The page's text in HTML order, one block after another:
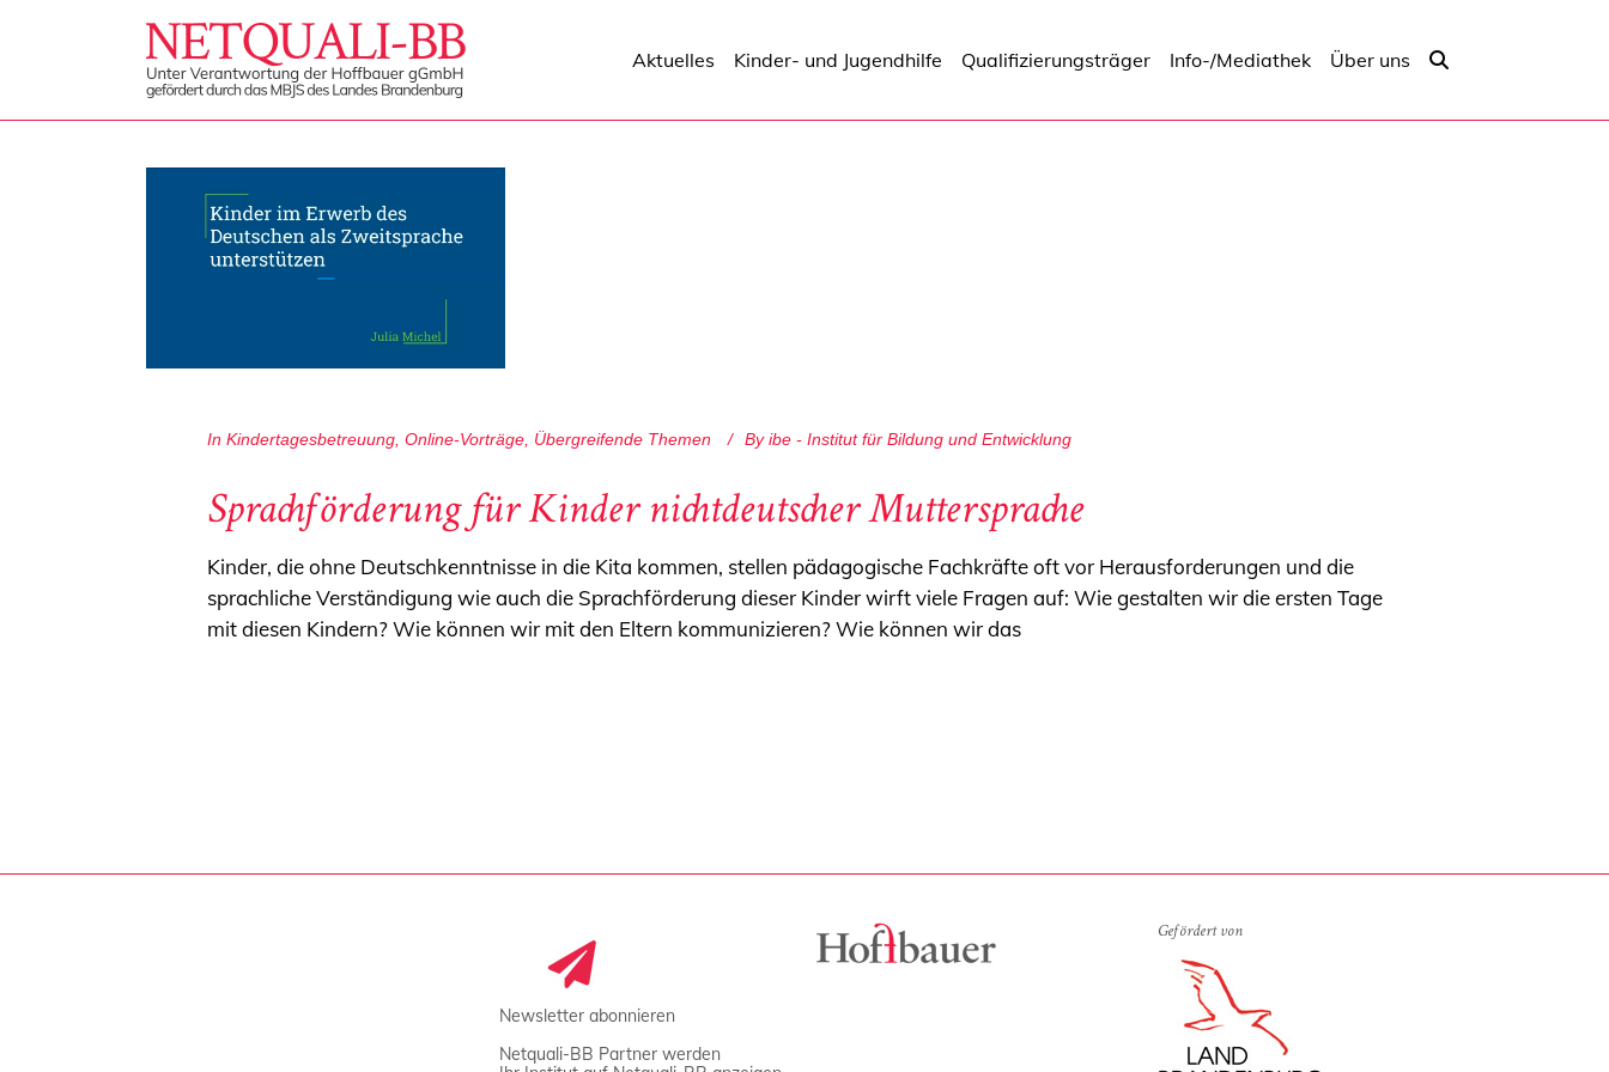
Aktuelles Kinder- und Jugendhilfe Qualifizierungsträger Info-/Mediathek Über uns
In Kindertagesbetreuung, Online-Vorträge, Übergreifende Themen By ibe - Institut für Bildung und Entwicklung
Sprachförderung für Kinder nichtdeutscher Muttersprache
Kinder, die ohne Deutschkenntnisse in die Kita kommen, stellen pädagogische Fachkräfte oft vor Herausforderungen und die
sprachliche Verständigung wie auch die Sprachförderung dieser Kinder wirft viele Fragen auf: Wie gestalten wir die ersten Tage
mit diesen Kindern? Wie können wir mit den Eltern kommunizieren? Wie können wir das
Newsletter abonnieren
Netquali-BB Partner werden
Gefördert von